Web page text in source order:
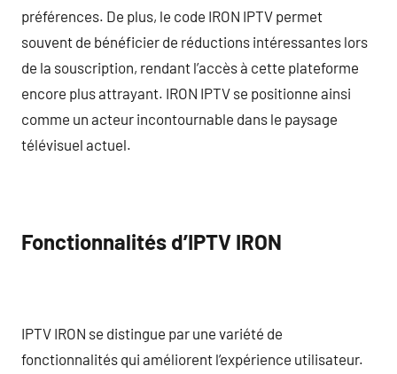
préférences. De plus, le code IRON IPTV permet
souvent de bénéficier de réductions intéressantes lors
de la souscription, rendant l’accès à cette plateforme
encore plus attrayant. IRON IPTV se positionne ainsi
comme un acteur incontournable dans le paysage
télévisuel actuel.
Fonctionnalités d’IPTV IRON
IPTV IRON se distingue par une variété de
fonctionnalités qui améliorent l’expérience utilisateur.